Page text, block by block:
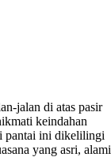
jalan di atas pasir
keindahan
pantai ini dikelilingi
yang asri, alami